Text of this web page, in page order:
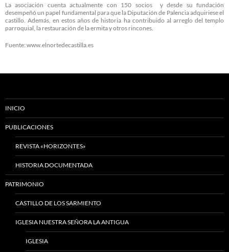
La asociación cuenta actualmente con 150 socios y desde su fundación
desempeñó un papel fundamental para que la Diputación de Palencia adquiriese el
castillo. Además, en estos años de historia ha contribuido al arreglo del templo
parroquial, la restauración de la ermita y otros rincones.
Fuente: www.elnortedecastilla.es
INICIO
PUBLICACIONES
REVISTA «HORIZONTES»
HISTORIA DOCUMENTADA
PATRIMONIO
CASTILLO DE LOS SARMIENTO
IGLESIA NUESTRA SEÑORA LA ANTIGUA
IGLESIA